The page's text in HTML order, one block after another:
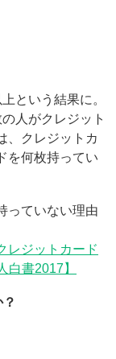
という結果に。
人がクレジット
、クレジットカ
を何枚持ってい
っていない理由
レジットカード
白書2017】